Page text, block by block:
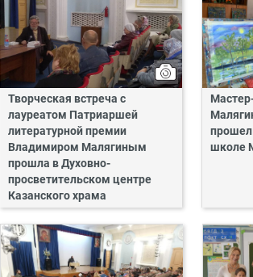
Творческая встреча с
лауреатом Патриаршей
литературной премии
Владимиром Малягиным
прошла в Духовно-
просветительском центре
Казанского храма
прошел
школе